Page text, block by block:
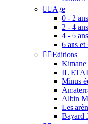
 Age
0 - 2 ans
2 - 4 ans
4 - 6 ans
6 ans et
 Editions
Kimane
IL
Minus
Albin
Les
Bayard